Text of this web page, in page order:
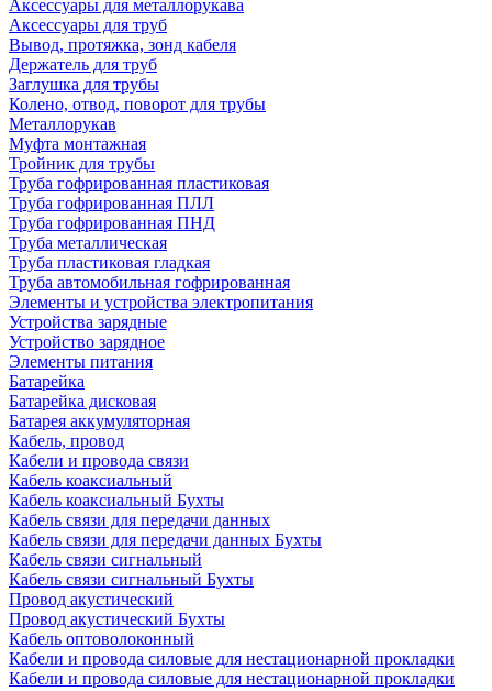
Аксессуары для металлорукава
Аксессуары для труб
Вывод, протяжка, зонд кабеля
Держатель для труб
Заглушка для трубы
Колено, отвод, поворот для трубы
Металлорукав
Муфта монтажная
Тройник для трубы
Труба гофрированная пластиковая
Труба гофрированная ПЛЛ
Труба гофрированная ПНД
Труба металлическая
Труба пластиковая гладкая
Труба автомобильная гофрированная
Элементы и устройства электропитания
Устройства зарядные
Устройство зарядное
Элементы питания
Батарейка
Батарейка дисковая
Батарея аккумуляторная
Кабель, провод
Кабели и провода связи
Кабель коаксиальный
Кабель коаксиальный Бухты
Кабель связи для передачи данных
Кабель связи для передачи данных Бухты
Кабель связи сигнальный
Кабель связи сигнальный Бухты
Провод акустический
Провод акустический Бухты
Кабель оптоволоконный
Кабели и провода силовые для нестационарной прокладки
Кабели и провода силовые для нестационарной прокладки